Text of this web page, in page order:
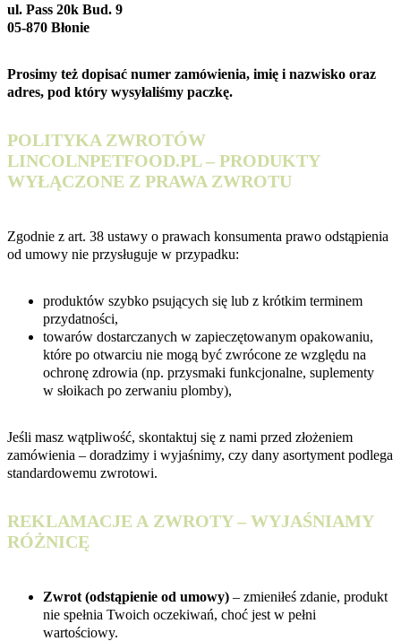
ul. Pass 20k Bud. 9
05-870 Błonie
Prosimy też dopisać numer zamówienia, imię i nazwisko oraz
adres, pod który wysyłaliśmy paczkę.
POLITYKA ZWROTÓW
LINCOLNPETFOOD.PL – PRODUKTY
WYŁĄCZONE Z PRAWA ZWROTU
Zgodnie z art. 38 ustawy o prawach konsumenta prawo odstąpienia
od umowy nie przysługuje w przypadku:
produktów szybko psujących się lub z krótkim terminem
przydatności,
towarów dostarczanych w zapieczętowanym opakowaniu,
które po otwarciu nie mogą być zwrócone ze względu na
ochronę zdrowia (np. przysmaki funkcjonalne, suplementy
w słoikach po zerwaniu plomby),
Jeśli masz wątpliwość, skontaktuj się z nami przed złożeniem
zamówienia – doradzimy i wyjaśnimy, czy dany asortyment podlega
standardowemu zwrotowi.
REKLAMACJE A ZWROTY – WYJAŚNIAMY
RÓŻNICĘ
Zwrot (odstąpienie od umowy) – zmieniłeś zdanie, produkt
nie spełnia Twoich oczekiwań, choć jest w pełni
wartościowy.